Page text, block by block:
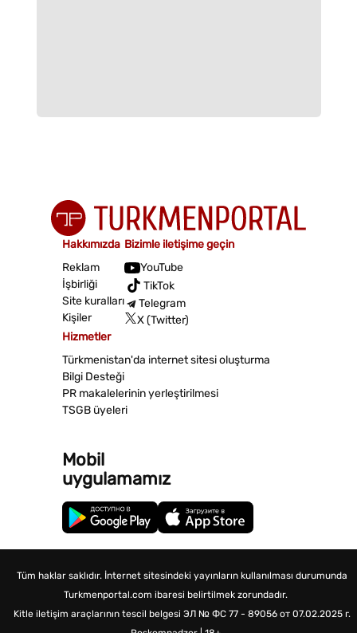
Hakkımızda
Reklam
İşbirliği
Site kuralları
Kişiler
Bizimle iletişime geçin
YouTube
TikTok
Telegram
X (Twitter)
Hizmetler
Türkmenistan'da internet sitesi oluşturma
Bilgi Desteği
PR makalelerinin yerleştirilmesi
TSGB üyeleri
Mobil
uygulamamız
Tüm haklar saklıdır. İnternet sitesindeki yayınların kullanılması durumunda
Turkmenportal.com ibaresi belirtilmek zorundadır.
Kitle iletişim araçlarının tescil belgesi ЭЛ № ФС 77 - 89056 от 07.02.2025 г.